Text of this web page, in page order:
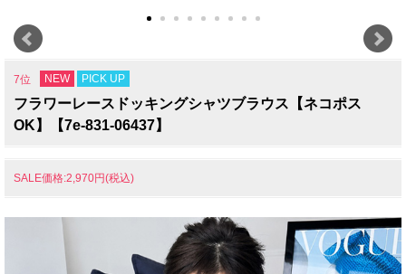
7位 NEW PICK UP
フラワーレースドッキングシャツブラウス【ネコポス
OK】【7e-831-06437】
SALE価格:2,970円(税込)